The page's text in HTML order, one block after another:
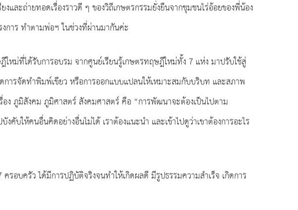
ละถ่ายทอดเรื่องราวดี ๆ ของวิถีเกษตรกรรมยั่งยืนจากชุมชนไร่อ้อยของพี่น้อง
การ ทำตามพ่อฯ ในช่วงที่ผ่านมากันค่ะ
หม่ที่ได้รับการอบรม จากศูนย์เรียนรู้เกษตรทฤษฎีใหม่ทั้ง 7 แห่ง มาปรับใช้สู่
รจัดทำพิมพ์เขียว หรือการออกแบบแปลนให้เหมาะสมกับบริบท และสภาพ
อง ภูมิสังคม ภูมิศาสตร์ สังคมศาสตร์ คือ “การพัฒนาจะต้องเป็นไปตาม
บให้คนอื่นคิดอย่างอื่นไม่ได้ เราต้องแนะนำ และเข้าไปดูว่าเขาต้องการอะไร
อบครัว ได้มีการปฏิบัติจริงจนทำให้เกิดผลดี มีรูปธรรมความสำเร็จ เกิดการ